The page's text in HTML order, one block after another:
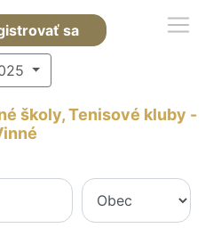
sa
školy, Tenisové kluby -